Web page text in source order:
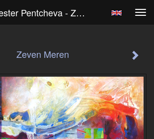
Vania Bouwmeester Pentcheva - Zeven Meren
Zeven Meren